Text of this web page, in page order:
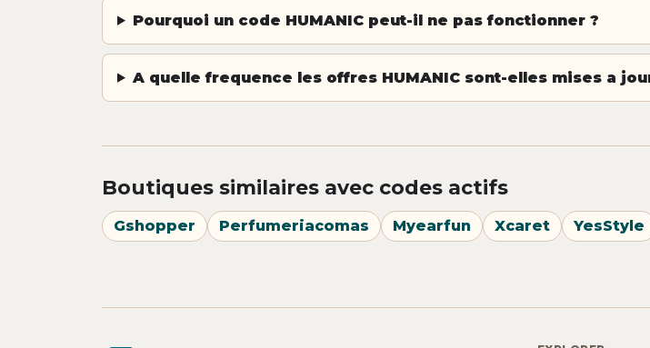
Pourquoi un code HUMANIC peut-il ne pas fonctionner ?
A quelle frequence les offres HUMANIC sont-elles mises a
Boutiques similaires avec codes actifs
Gshopper Perfumeriacomas Myearfun Xcaret YesStyle